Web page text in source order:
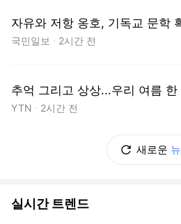
자유와 저항 옹호, 기독교 문학
국민일보 2시간 전
추억 그리고 상상...우리 여름 한
YTN 2시간 전
새로운
실시간 트렌드